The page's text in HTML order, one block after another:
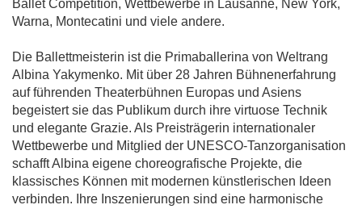
Ballet Competition, Wettbewerbe in Lausanne, New York,
Warna, Montecatini und viele andere.
Die Ballettmeisterin ist die Primaballerina von Weltrang
Albina Yakymenko. Mit über 28 Jahren Bühnenerfahrung
auf führenden Theaterbühnen Europas und Asiens
begeistert sie das Publikum durch ihre virtuose Technik
und elegante Grazie. Als Preisträgerin internationaler
Wettbewerbe und Mitglied der UNESCO-Tanzorganisation
schafft Albina eigene choreografische Projekte, die
klassisches Können mit modernen künstlerischen Ideen
verbinden. Ihre Inszenierungen sind eine harmonische